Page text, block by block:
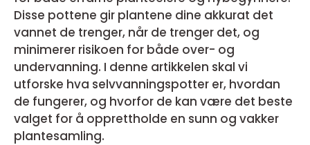
Disse pottene gir plantene dine akkurat det
vannet de trenger, når de trenger det, og
minimerer risikoen for både over- og
undervanning. I denne artikkelen skal vi
utforske hva selvvanningspotter er, hvordan
de fungerer, og hvorfor de kan være det beste
valget for å opprettholde en sunn og vakker
plantesamling.